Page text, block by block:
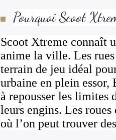
Pourquoi Scoot
Scoot Xtreme connaît
anime la ville. Les rues
terrain de jeu idéal
urbaine en plein essor,
à repousser les limites
leurs engins. Les
où l’on peut trouver